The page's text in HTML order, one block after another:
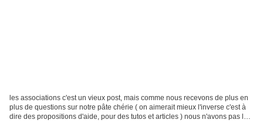
les associations c'est un vieux post, mais comme nous recevons de plus en
plus de questions sur notre pâte chérie ( on aimerait mieux l'inverse c'est à
dire des propositions d'aide, pour des tutos et articles ) nous n'avons pas le